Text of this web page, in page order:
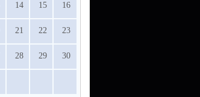
14 15 16
21 22 23
28 29 30